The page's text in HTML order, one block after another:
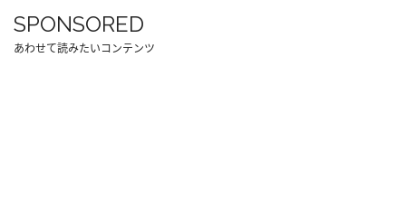
SPONSORED
あわせて読みたいコンテンツ